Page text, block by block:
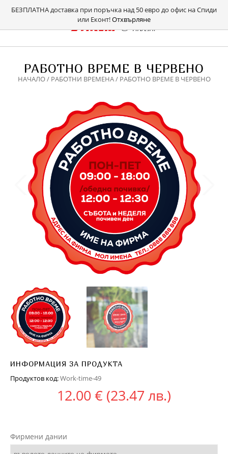
БЕЗПЛАТНА доставка при поръчка над 50 евро до офис на Спиди
или Еконт!Отхвърляне
РАБОТНО ВРЕМЕ В ЧЕРВЕНО
НАЧАЛО/ РАБОТНИ ВРЕМЕНА/ РАБОТНО ВРЕМЕ В ЧЕРВЕНО
ИНФОРМАЦИЯ ЗА ПРОДУКТА
Продуктов код:Work-time-49
12.00 € (23.47 лв.)
Фирмени дании